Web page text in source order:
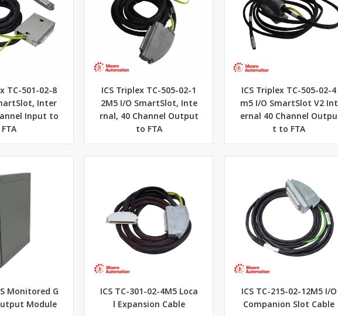
TC-501-02-8
Inter
Input to
FTA
ICS Triplex TC-505-02-1
2M5 I/O SmartSlot, Inte
rnal, 40 Channel Output
to FTA
ICS Triplex TC-505-02-4
m5 I/O SmartSlot V2 Int
ernal 40 Channel Outpu
t to FTA
Monitored G
Module
ICS TC-301-02-4M5 Loca
l Expansion Cable
ICS TC-215-02-12M5 I/O
Companion Slot Cable